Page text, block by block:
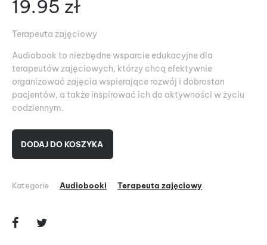
19.95 zł
Terapeuta zajęciowy
Audiobook to niezbędne wsparcie edukacyjne dla
terapeutów zajęciowych, którzy chcą efektywnie
organizować zajęcia wspierające rozwój i dobrostan
pacjentów, a także inspirować ich do aktywności w życiu
codziennym.
DODAJ DO KOSZYKA
Kategorie Audiobooki Terapeuta zajęciowy